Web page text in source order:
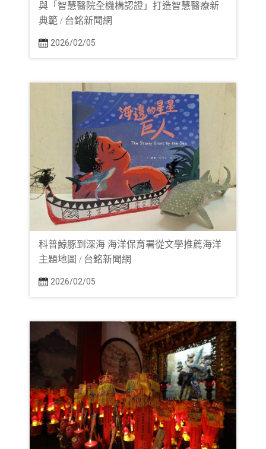
與「智慧醫院全機構認證」打造智慧醫療新
典範 / 台銘新聞網
2026/02/05
科普鯨豚到深海 海洋保育署從文學推薦海洋
主題地圖 / 台銘新聞網
2026/02/05